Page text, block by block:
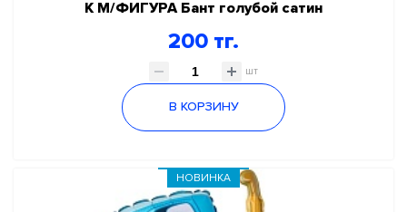
К М/ФИГУРА Бант голубой сатин
200 тг.
шт
В КОРЗИНУ
НОВИНКА